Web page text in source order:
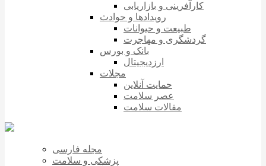
کارآفرینی و بازاریابی
رویدادها و حوادث
طبیعت و حیوانات
گردشگری و مهاجرت
بانک و بورس
ارزدیجیتال
مجلات
حمایت آنلاین
عصر سلامت
مقالات سلامت
مجله فارسی
پزشکی و سلامت